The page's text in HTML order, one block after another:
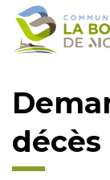
Gestion des traceurs
Aller
Aller
contenu
Aller
pied
décès